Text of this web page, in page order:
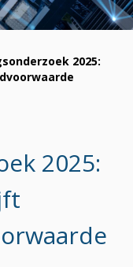
2025:
2025: